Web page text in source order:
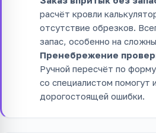
расчёт кровли
отсутствие обрезков.
запас, особенно на
Пренебрежение
Ручной пересчёт по
со специалистом помогут
дорогостоящей ошибки.